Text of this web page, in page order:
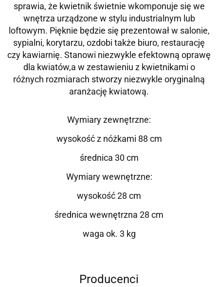
sprawia, że kwietnik świetnie wkomponuje się we
wnętrza urządzone w stylu industrialnym lub
loftowym. Pięknie będzie się prezentował w salonie,
sypialni, korytarzu, ozdobi także biuro, restaurację
czy kawiarnię. Stanowi niezwykle efektowną oprawę
dla kwiatów,a w zestawieniu z kwietnikami o
różnych rozmiarach stworzy niezwykle oryginalną
aranżację kwiatową.
Wymiary zewnętrzne:
wysokość z nóżkami 88 cm
średnica 30 cm
Wymiary wewnętrzne:
wysokość 28 cm
średnica wewnętrzna 28 cm
waga ok. 3 kg
Producenci